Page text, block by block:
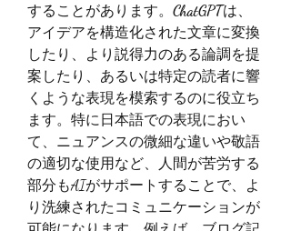
することがあります。 ChatGPTは、
アイデアを構造化された文章に変換
したり、より説得力のある論調を提
案したり、あるいは特定の読者に響
くような表現を模索するのに役立ち
ます。特に日本語での表現におい
て、ニュアンスの微細な違いや敬語
の適切な使用など、人間が苦労する
部分もAIがサポートすることで、よ
り洗練されたコミュニケーションが